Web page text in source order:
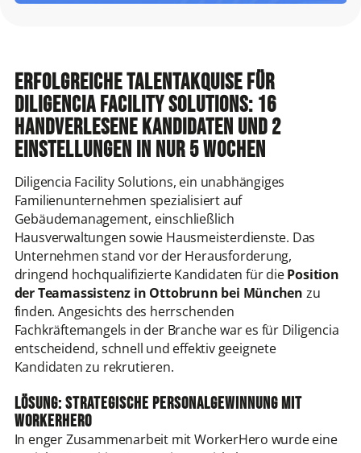
Erfolgreiche Talentakquise für
Diligencia Facility Solutions: 16
handverlesene Kandidaten und 2
Einstellungen in nur 5 Wochen
Diligencia Facility Solutions, ein unabhängiges
Familienunternehmen spezialisiert auf
Gebäudemanagement, einschließlich
Hausverwaltungen sowie Hausmeisterdienste. Das
Unternehmen stand vor der Herausforderung,
dringend hochqualifizierte Kandidaten für diePosition
der Teamassistenz in Ottobrunn bei München zu
finden. Angesichts des herrschenden
Fachkräftemangels in der Branche war es für Diligencia
entscheidend, schnell und effektiv geeignete
Kandidaten zu rekrutieren.
Lösung: Strategische Personalgewinnung mit
WorkerHero
In enger Zusammenarbeit mit WorkerHero wurde eine